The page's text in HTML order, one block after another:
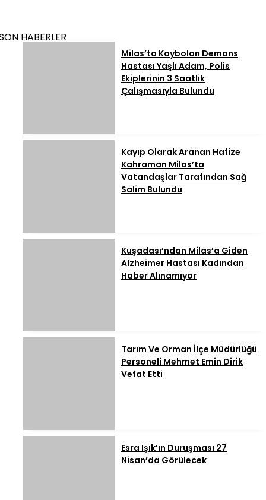
HABERLER
Milas’ta Kaybolan Demans
Hastası Yaşlı Adam, Polis
Ekiplerinin 3 Saatlik
Çalışmasıyla Bulundu
Kayıp Olarak Aranan Hafize
Kahraman Milas’ta
Vatandaşlar Tarafından Sağ
Salim Bulundu
Kuşadası’ndan Milas’a Giden
Alzheimer Hastası Kadından
Haber Alınamıyor
Tarım Ve Orman İlçe Müdürlüğü
Personeli Mehmet Emin Dirik
Vefat Etti
Esra Işık’ın Duruşması 27
Nisan’da Görülecek